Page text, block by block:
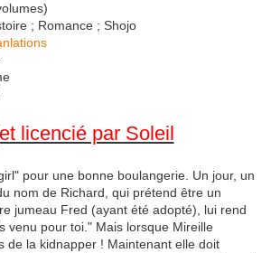
; Romance ; Shojo
licencié par Soleil
pour une bonne boulangerie. Un jour, un
nom de Richard, qui prétend être un
jumeau Fred (ayant été adopté), lui rend
venu pour toi." Mais lorsque Mireille
de la kidnapper ! Maintenant elle doit